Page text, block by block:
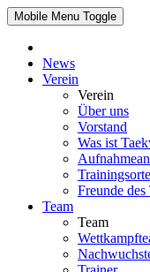
Mobile Menu Toggle
News
Verein
Verein
Über uns
Vorstand
Was ist
Trainingsorte
Freunde
Team
Team